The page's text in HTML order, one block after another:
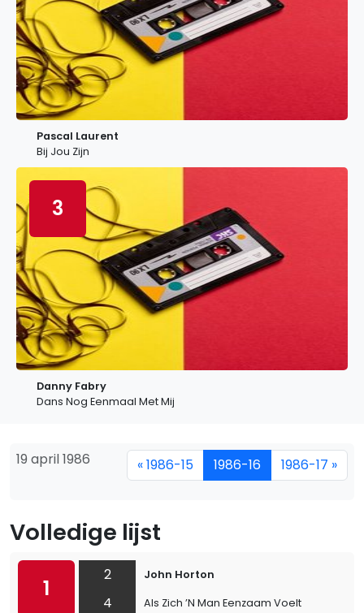
Pascal Laurent
Bij Jou Zijn
3
Danny Fabry
Dans Nog Eenmaal Met Mij
19 april 1986 « 1986-15 1986-16 1986-17 »
Volledige lijst
1
2
4
John Horton
Als Zich ’N Man Eenzaam Voelt